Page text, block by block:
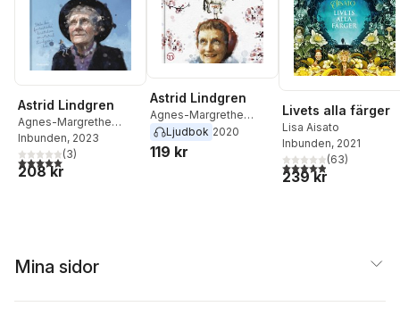
Astrid Lindgren
Agnes-Margrethe
Bjorvand
Inbunden, 2023
5,0utav 5 stjärnor. Totalt antal röster:
(3)
208 kr
Astrid Lindgren
Agnes-Margrethe
Bjorvand
Ljudbok 2020
119 kr
Livets alla färger
Lisa Aisato
Inbunden, 2021
4,9utav 5 stjärnor.
(63)
239 kr
Mina sidor